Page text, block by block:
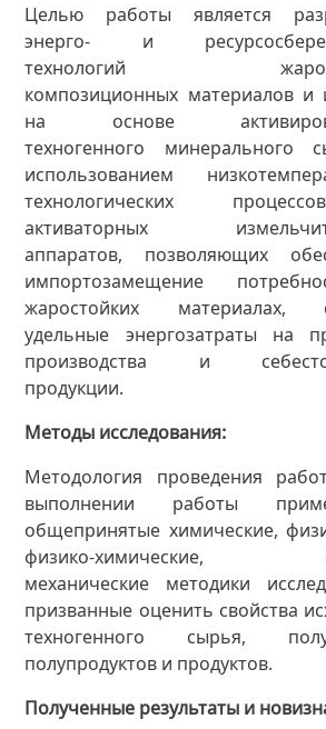
Целью работы является
энерго- и
технологий
композиционных материалов и
на основе
техногенного минерального
использованием
технологических
активаторных
аппаратов, позволяющих
импортозамещение
жаростойких материалах,
удельные энергозатраты на
производства и
продукции.
Методы исследования
Методология проведения
выполнении работы
общепринятые химические,
физико-химические,
механические методики
призванные оценить свойства
техногенного сырья,
полупродуктов и продуктов.
Полученные результаты и